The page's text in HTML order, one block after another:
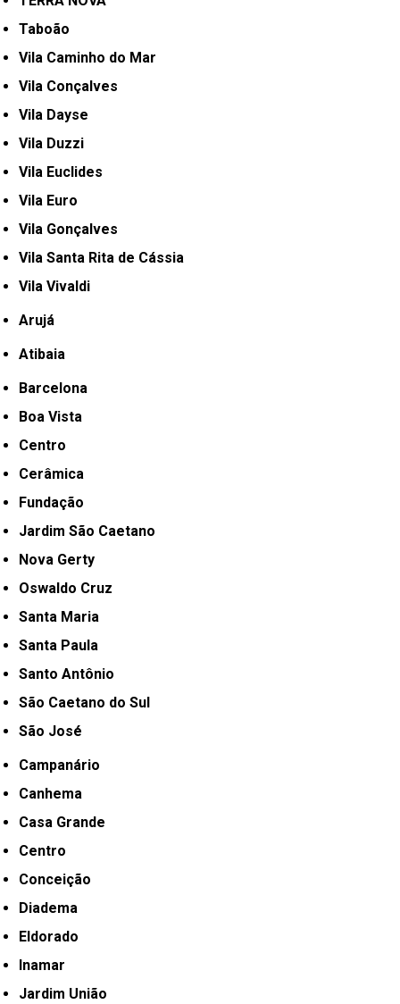
Taboão
Vila Caminho do Mar
Vila Conçalves
Vila Dayse
Vila Duzzi
Vila Euclides
Vila Euro
Vila Gonçalves
Vila Santa Rita de Cássia
Vila Vivaldi
Arujá
Atibaia
Barcelona
Boa Vista
Centro
Cerâmica
Fundação
Jardim São Caetano
Nova Gerty
Oswaldo Cruz
Santa Maria
Santa Paula
Santo Antônio
São Caetano do Sul
São José
Campanário
Canhema
Casa Grande
Centro
Conceição
Diadema
Eldorado
Inamar
Jardim União